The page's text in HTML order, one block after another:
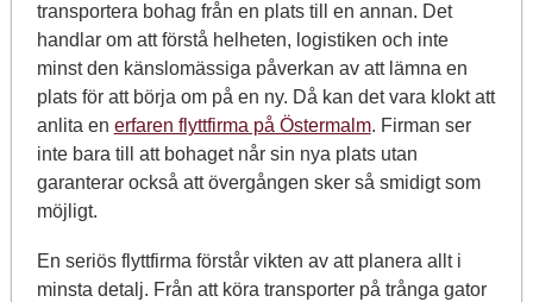
transportera bohag från en plats till en annan. Det
handlar om att förstå helheten, logistiken och inte
minst den känslomässiga påverkan av att lämna en
plats för att börja om på en ny. Då kan det vara klokt att
anlita en erfaren flyttfirma på Östermalm. Firman ser
inte bara till att bohaget når sin nya plats utan
garanterar också att övergången sker så smidigt som
möjligt.
En seriös flyttfirma förstår vikten av att planera allt i
minsta detalj. Från att köra transporter på trånga gator